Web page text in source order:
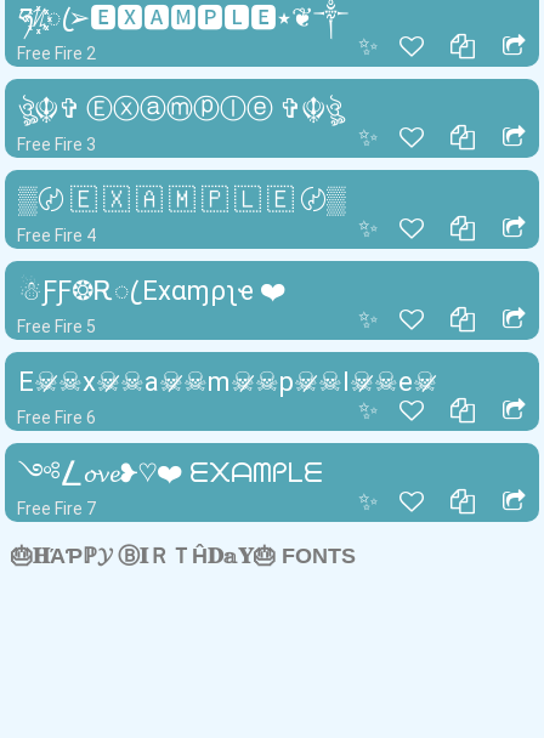
✨
Free Fire 2
ཧᜰ꙰ꦿ➢🅴🆇🅰🅼🅿🅻🅴٭❦༒
✨
Free Fire 3
ঔৣ☬✞ Ⓔⓧⓐⓜⓟⓛⓔ ✞☬ঔৣ
✨
Free Fire 4
▒〄 🇪 🇽 🇦 🇲 🇵 🇱 🇪 〄▒
✨
Free Fire 5
☃︎ƑƑ❂Ꭱꦿ Exαɱρʅҽ ❤️
✨
Free Fire 6
E☠̷☠x☠̷☠a☠̷☠m☠̷☠p☠̷☠l☠̷☠e☠̷
✨
Free Fire 7
༺⎳𝓸𝓿𝓮❥♡❤️ ᗴ᙭ᗩᗰᑭᒪᗴ
🎂𝐇ΆƤℙ𝓨 Ⓑ𝐈ＲＴĤ𝐃𝕒𝐘🎂 FONTS